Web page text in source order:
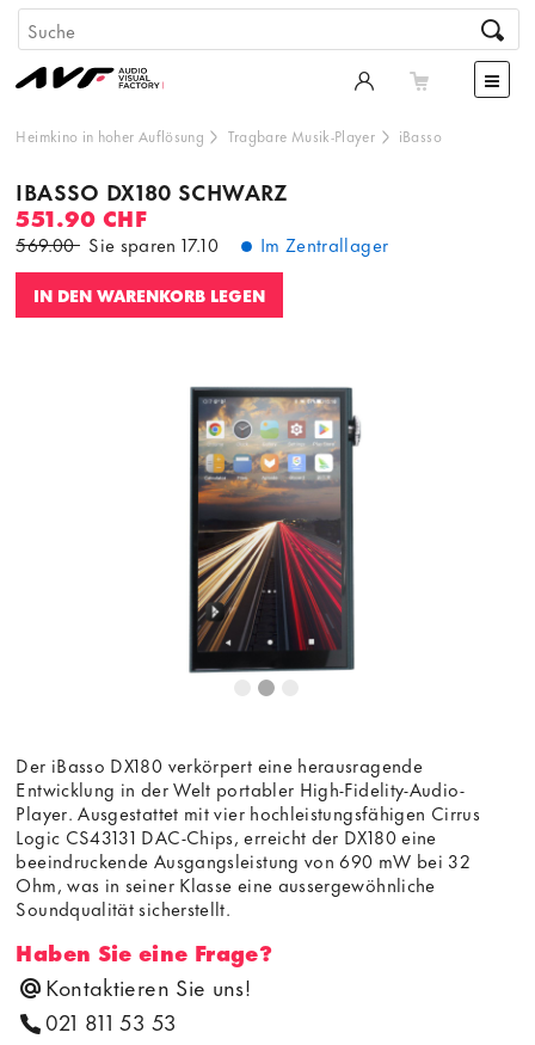
Heimkino in hoher Auflösung Tragbare Musik-Player iBasso
IBASSO DX180 SCHWARZ
551.90 CHF
569.00 Sie sparen17.10 Im Zentrallager
IN DEN WARENKORB LEGEN
Der iBasso DX180 verkörpert eine herausragende
Entwicklung in der Welt portabler High-Fidelity-Audio-
Player. Ausgestattet mit vier hochleistungsfähigen Cirrus
Logic CS43131 DAC-Chips, erreicht der DX180 eine
beeindruckende Ausgangsleistung von 690 mW bei 32
Ohm, was in seiner Klasse eine aussergewöhnliche
Soundqualität sicherstellt.
Haben Sie eine Frage?
Kontaktieren Sie uns!
021 811 53 53